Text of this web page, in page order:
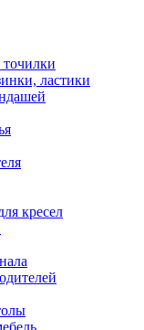
ластики
кресел